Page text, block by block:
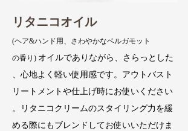
リタニコオイル
(ヘア&ハンド用、さわやかなベルガモット
の香り) オイルでありながら、さらっとした
、心地よく軽い使用感です。アウトバスト
リートメントや仕上げ時にお使いください
。リタニコクリームのスタイリング力を緩
める際にもブレンドしてお使いいただけま